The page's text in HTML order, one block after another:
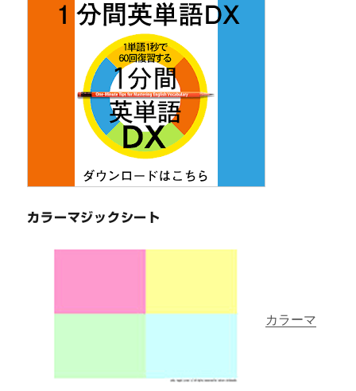
カラーマジックシート
カラーマ